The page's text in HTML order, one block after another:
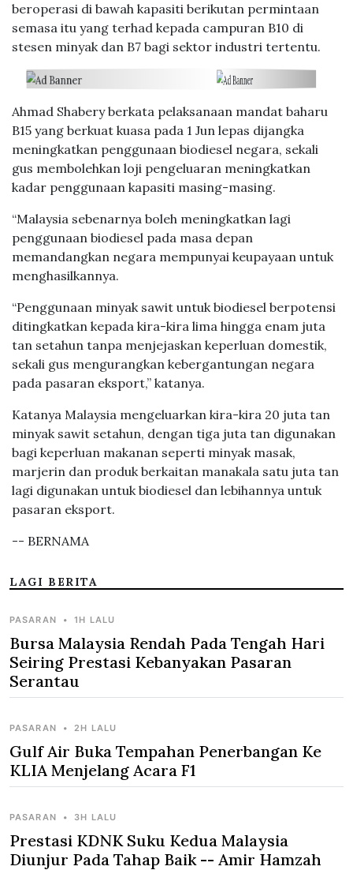
beroperasi di bawah kapasiti berikutan permintaan
semasa itu yang terhad kepada campuran B10 di
stesen minyak dan B7 bagi sektor industri tertentu.
Ahmad Shabery berkata pelaksanaan mandat baharu
B15 yang berkuat kuasa pada 1 Jun lepas dijangka
meningkatkan penggunaan biodiesel negara, sekali
gus membolehkan loji pengeluaran meningkatkan
kadar penggunaan kapasiti masing-masing.
“Malaysia sebenarnya boleh meningkatkan lagi
penggunaan biodiesel pada masa depan
memandangkan negara mempunyai keupayaan untuk
menghasilkannya.
“Penggunaan minyak sawit untuk biodiesel berpotensi
ditingkatkan kepada kira-kira lima hingga enam juta
tan setahun tanpa menjejaskan keperluan domestik,
sekali gus mengurangkan kebergantungan negara
pada pasaran eksport,” katanya.
Katanya Malaysia mengeluarkan kira-kira 20 juta tan
minyak sawit setahun, dengan tiga juta tan digunakan
bagi keperluan makanan seperti minyak masak,
marjerin dan produk berkaitan manakala satu juta tan
lagi digunakan untuk biodiesel dan lebihannya untuk
pasaran eksport.
-- BERNAMA
LAGI BERITA
PASARAN • 1H LALU
Bursa Malaysia Rendah Pada Tengah Hari
Seiring Prestasi Kebanyakan Pasaran
Serantau
PASARAN • 2H LALU
Gulf Air Buka Tempahan Penerbangan Ke
KLIA Menjelang Acara F1
PASARAN • 3H LALU
Prestasi KDNK Suku Kedua Malaysia
Diunjur Pada Tahap Baik -- Amir Hamzah